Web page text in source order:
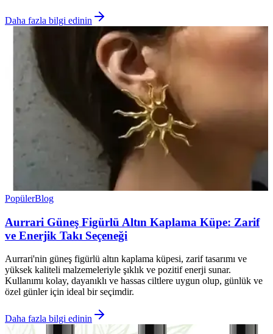
Daha fazla bilgi edinin
PopülerBlog
Aurrari Güneş Figürlü Altın Kaplama Küpe: Zarif
ve Enerjik Takı Seçeneği
Aurrari'nin güneş figürlü altın kaplama küpesi, zarif tasarımı ve
yüksek kaliteli malzemeleriyle şıklık ve pozitif enerji sunar.
Kullanımı kolay, dayanıklı ve hassas ciltlere uygun olup, günlük ve
özel günler için ideal bir seçimdir.
Daha fazla bilgi edinin